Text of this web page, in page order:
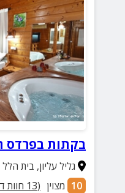
בקתות בפרדס
גליל עליון, בית הלל
10 מצוין (
13 חוות